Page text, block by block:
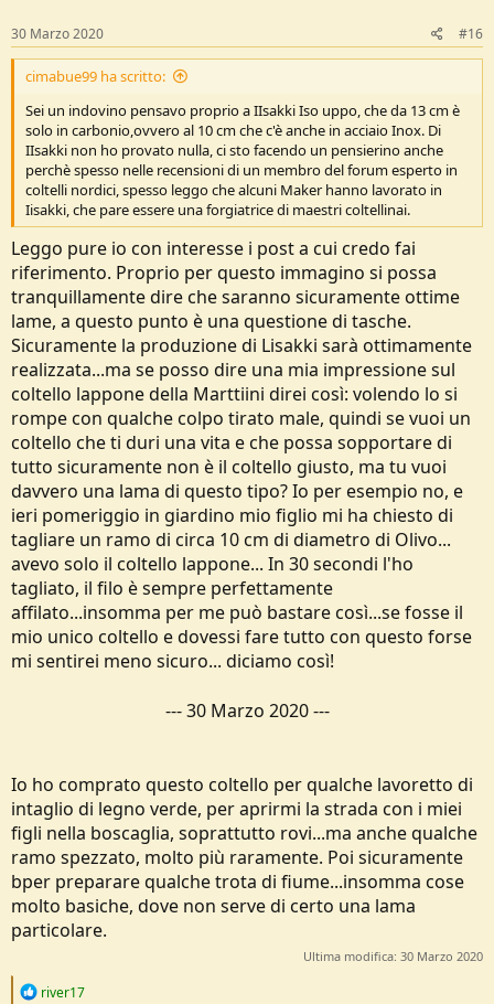
:
30 Marzo 2020 #16
cimabue99 ha scritto:
Sei un indovino pensavo proprio a IIsakki Iso uppo, che da 13 cm è
solo in carbonio,ovvero al 10 cm che c'è anche in acciaio Inox. Di
IIsakki non ho provato nulla, ci sto facendo un pensierino anche
perchè spesso nelle recensioni di un membro del forum esperto in
coltelli nordici, spesso leggo che alcuni Maker hanno lavorato in
Iisakki, che pare essere una forgiatrice di maestri coltellinai.
Leggo pure io con interesse i post a cui credo fai
riferimento. Proprio per questo immagino si possa
tranquillamente dire che saranno sicuramente ottime
lame, a questo punto è una questione di tasche.
Sicuramente la produzione di Lisakki sarà ottimamente
realizzata...ma se posso dire una mia impressione sul
coltello lappone della Marttiini direi così: volendo lo si
rompe con qualche colpo tirato male, quindi se vuoi un
coltello che ti duri una vita e che possa sopportare di
tutto sicuramente non è il coltello giusto, ma tu vuoi
davvero una lama di questo tipo? Io per esempio no, e
ieri pomeriggio in giardino mio figlio mi ha chiesto di
tagliare un ramo di circa 10 cm di diametro di Olivo...
avevo solo il coltello lappone... In 30 secondi l'ho
tagliato, il filo è sempre perfettamente
affilato...insomma per me può bastare così...se fosse il
mio unico coltello e dovessi fare tutto con questo forse
mi sentirei meno sicuro... diciamo così!
---30 Marzo 2020---
Io ho comprato questo coltello per qualche lavoretto di
intaglio di legno verde, per aprirmi la strada con i miei
figli nella boscaglia, soprattutto rovi...ma anche qualche
ramo spezzato, molto più raramente. Poi sicuramente
bper preparare qualche trota di fiume...insomma cose
molto basiche, dove non serve di certo una lama
particolare.
Ultima modifica: 30 Marzo 2020
Rriver17